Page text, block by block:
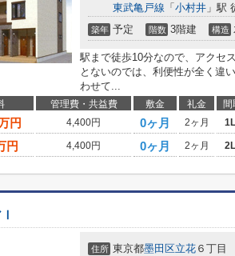
東武亀戸線 「 小村井 」駅
築年 予定 階数 3階建 構造
駅まで徒歩10分なので、アクセ
とないのでは、利便性が全く違
わせて...
管理費・共益費 敷金 礼金 間
円 4,400円 0ヶ月 2ヶ月
円 4,400円 0ヶ月 2ヶ月
住所 東京都墨田区立花 ６丁目